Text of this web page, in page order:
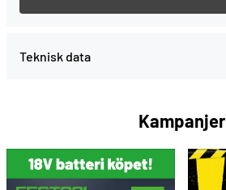
Teknisk data
Kampanjer